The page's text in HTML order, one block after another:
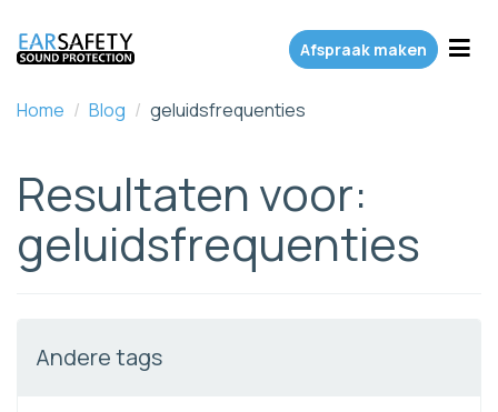
Afspraak maken
Home / Blog / geluidsfrequenties
Resultaten voor:
geluidsfrequenties
Andere tags